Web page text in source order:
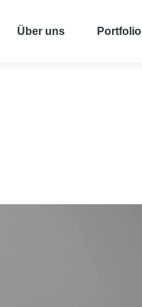
Über uns Portfolio